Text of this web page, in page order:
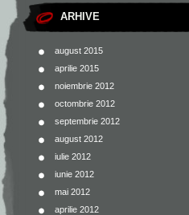
ARHIVE
august 2015
aprilie 2015
noiembrie 2012
octombrie 2012
septembrie 2012
august 2012
iulie 2012
iunie 2012
mai 2012
aprilie 2012